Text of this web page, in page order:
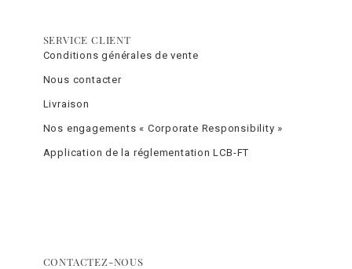
SERVICE CLIENT
Conditions générales de vente
Nous contacter
Livraison
Nos engagements « Corporate Responsibility »
Application de la réglementation LCB-FT
CONTACTEZ-NOUS